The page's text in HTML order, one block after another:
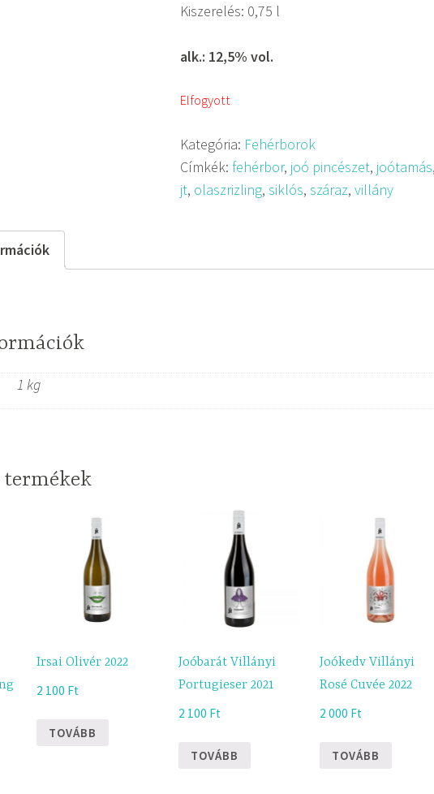
Kiszerelés: 0,75 l
alk.: 12,5% vol.
Elfogyott
Kategória: Fehérborok
Címkék: fehérbor, joó pincészet, joótamás
jt, olaszrizling, siklós, száraz, villány
1 kg
termékek
Irsai Olivér 2022
2 100 Ft
TOVÁBB
Joóbarát Villányi
Portugieser 2021
2 100 Ft
TOVÁBB
Joókedv Villányi
Rosé Cuvée 2022
2 000 Ft
TOVÁBB